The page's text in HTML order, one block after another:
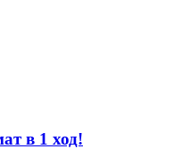
в 1 ход!